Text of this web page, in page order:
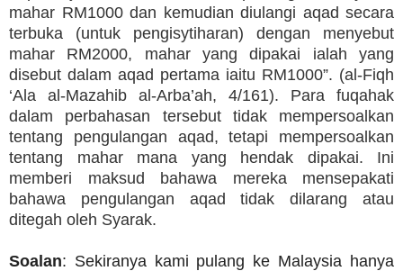
mahar RM1000 dan kemudian diulangi aqad secara
terbuka (untuk pengisytiharan) dengan menyebut
mahar RM2000, mahar yang dipakai ialah yang
disebut dalam aqad pertama iaitu RM1000”. (al-Fiqh
‘Ala al-Mazahib al-Arba’ah, 4/161). Para fuqahak
dalam perbahasan tersebut tidak mempersoalkan
tentang pengulangan aqad, tetapi mempersoalkan
tentang mahar mana yang hendak dipakai. Ini
memberi maksud bahawa mereka mensepakati
bahawa pengulangan aqad tidak dilarang atau
ditegah oleh Syarak.
Soalan: Sekiranya kami pulang ke Malaysia hanya